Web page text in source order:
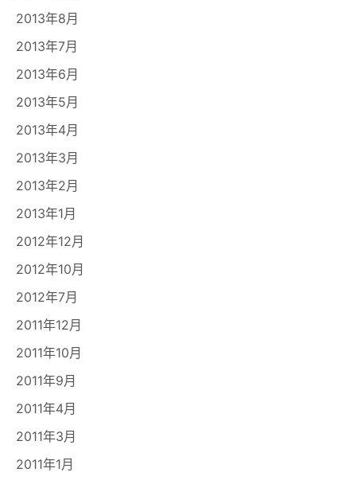
2013年8月
2013年7月
2013年6月
2013年5月
2013年4月
2013年3月
2013年2月
2013年1月
2012年12月
2012年10月
2012年7月
2011年12月
2011年10月
2011年9月
2011年4月
2011年3月
2011年1月